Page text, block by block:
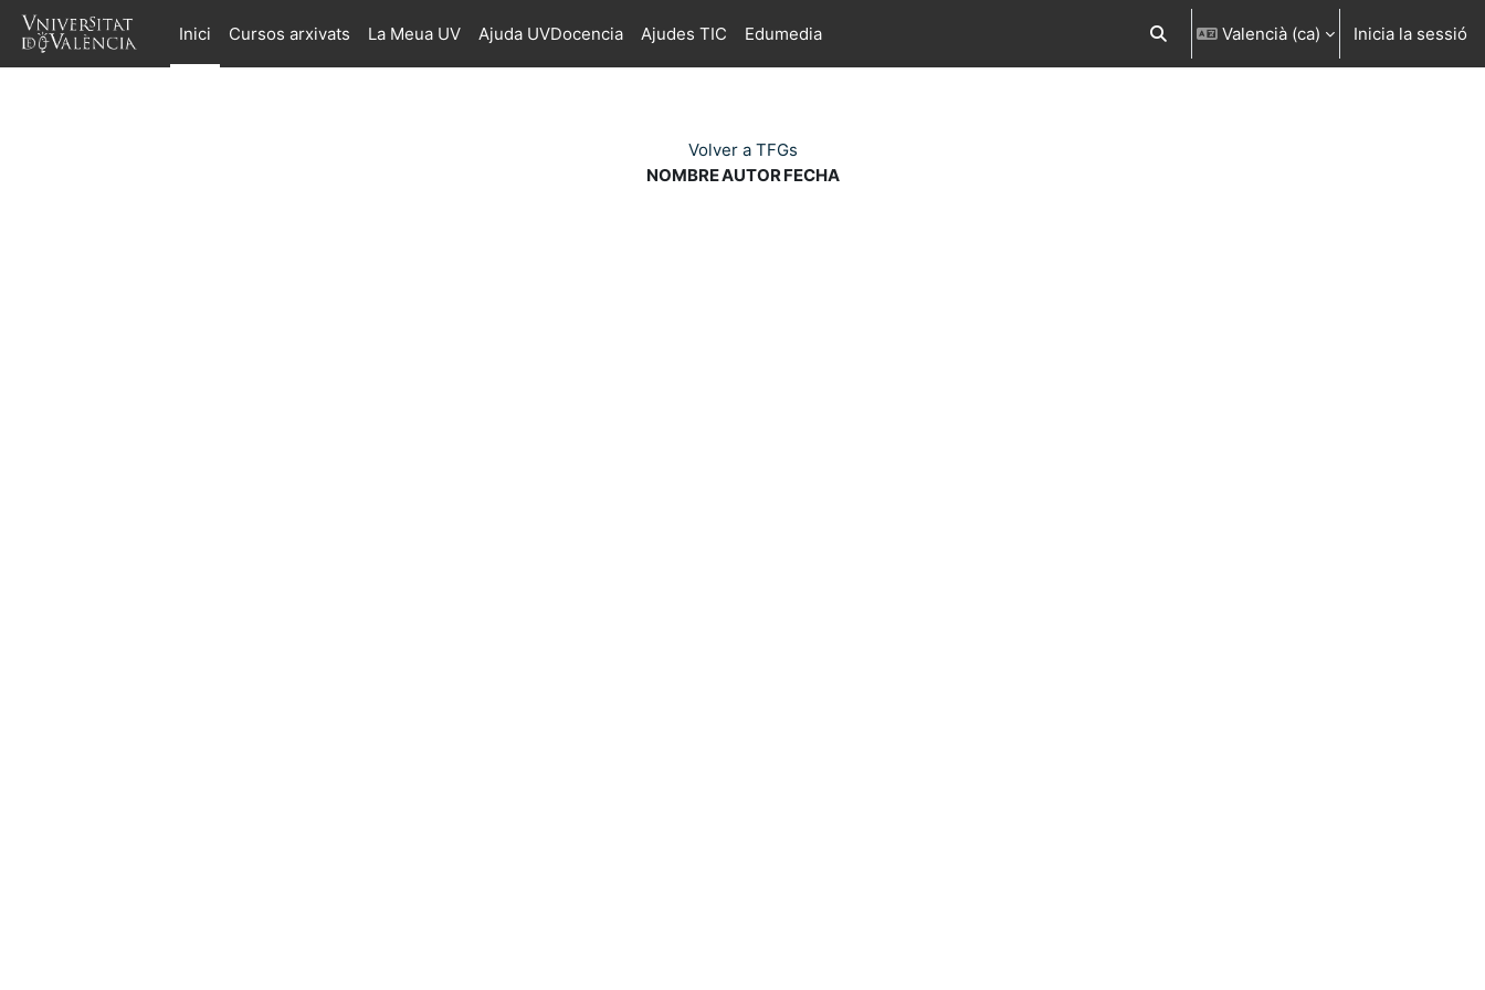
Ves al contingut principal
Inici
Cursos arxivats La Meua UV Ajuda UVDocencia Ajudes TIC Edumedia Commuta l'entrada de la cerca
Valencià ‎(ca)‎ Inicia la sessió
Volver a TFGs
NOMBREAUTORFECHA